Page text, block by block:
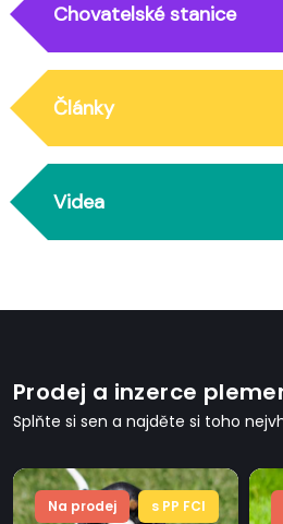
Chovatelské stanice
Články
Videa
Prodej a inzerce
Splňte si sen a najděte si toho
Na prodej s PP FCI